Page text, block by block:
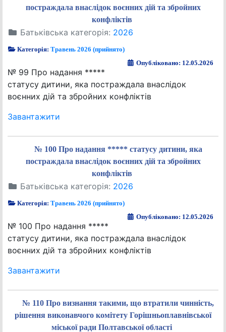
постраждала внаслідок воєнних дій та збройних
конфліктів
Батьківська категорія: 2026
Категорія:Травень 2026 (прийнято)
Опубліковано: 12.05.2026
№ 99 Про надання *****
статусу дитини, яка постраждала внаслідок
воєнних дій та збройних конфліктів
Завантажити
№ 100 Про надання ***** статусу дитини, яка
постраждала внаслідок воєнних дій та збройних
конфліктів
Батьківська категорія: 2026
Категорія:Травень 2026 (прийнято)
Опубліковано: 12.05.2026
№ 100 Про надання *****
статусу дитини, яка постраждала внаслідок
воєнних дій та збройних конфліктів
Завантажити
№ 110 Про визнання такими, що втратили чинність,
рішення виконавчого комітету Горішньоплавнівської
міської ради Полтавської області